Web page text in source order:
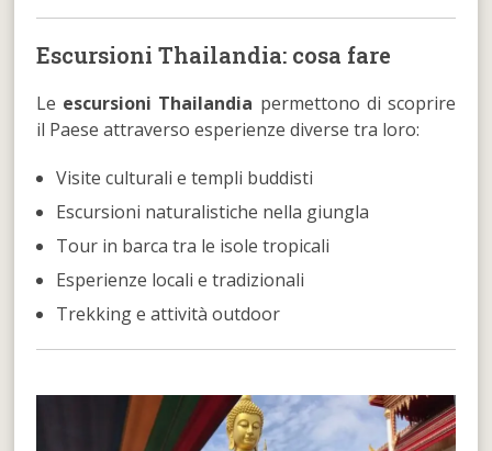
Escursioni Thailandia: cosa fare
Le escursioni Thailandia permettono di scoprire
il Paese attraverso esperienze diverse tra loro:
Visite culturali e templi buddisti
Escursioni naturalistiche nella giungla
Tour in barca tra le isole tropicali
Esperienze locali e tradizionali
Trekking e attività outdoor